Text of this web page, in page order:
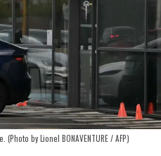
by Lionel BONAVENTURE / AFP)